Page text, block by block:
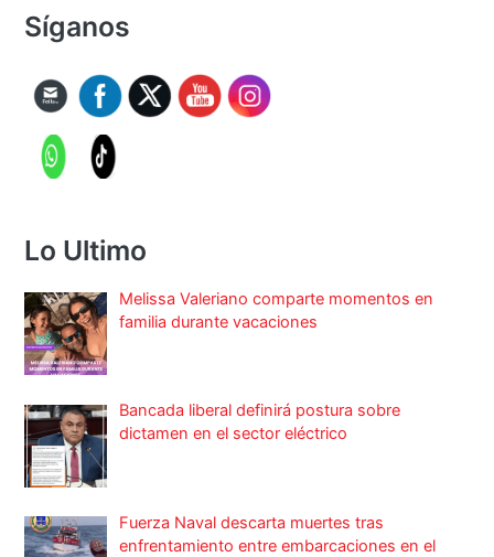
Síganos
Lo Ultimo
Melissa Valeriano comparte momentos en
familia durante vacaciones
Bancada liberal definirá postura sobre
dictamen en el sector eléctrico
Fuerza Naval descarta muertes tras
enfrentamiento entre embarcaciones en el